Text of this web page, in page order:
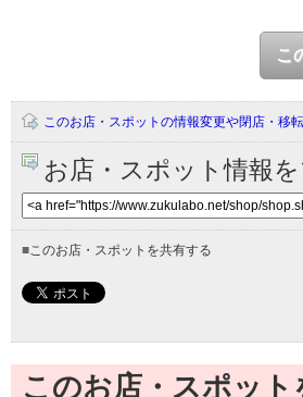
こ
このお店・スポットの情報変更や閉店・移
お店・スポット情報
■このお店・スポットを共有する
このお店・スポッ